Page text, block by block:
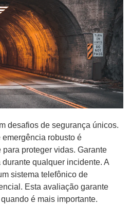
desafios de segurança únicos.
robusto é
proteger vidas. Garante
qualquer incidente. A
sistema telefônico de
Esta avaliação garante
é mais importante.